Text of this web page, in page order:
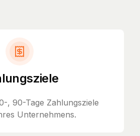
, 90-Tage Zahlungsziele
Unternehmens.